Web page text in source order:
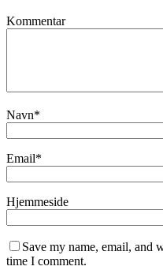
Kommentar
Navn*
Email*
Hjemmeside
Save my name, email, and
time I comment.